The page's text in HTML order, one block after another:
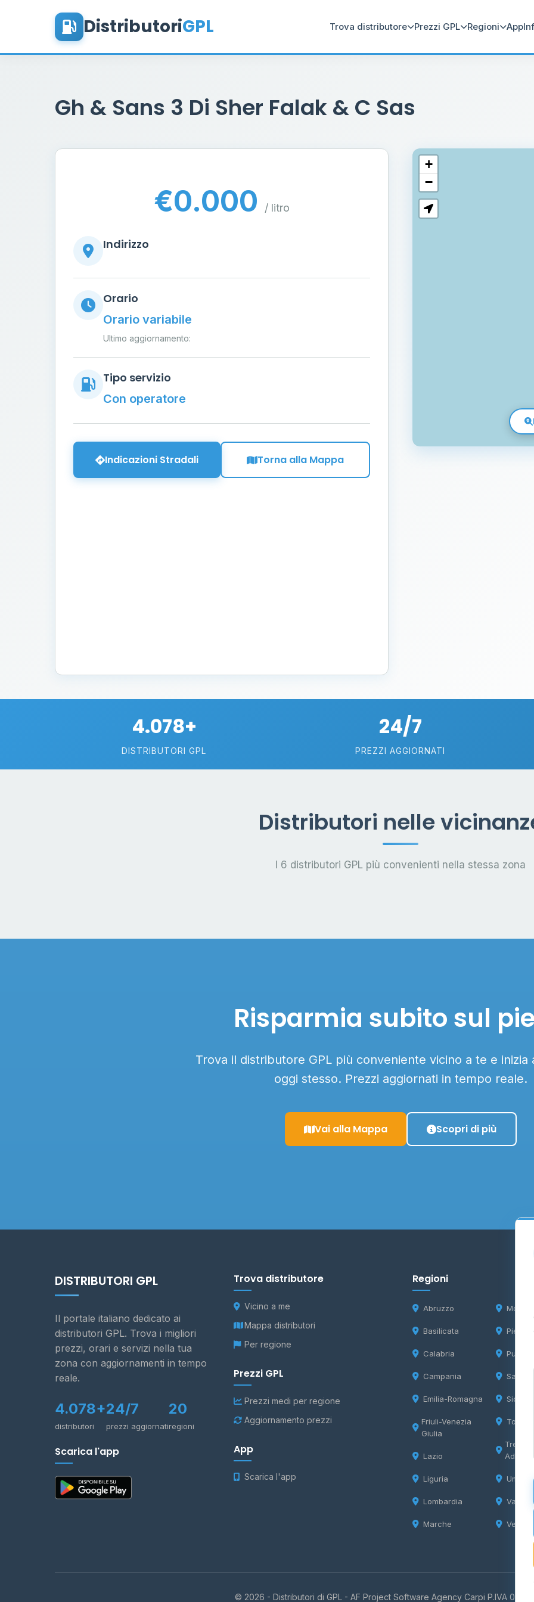
DistributoriGPL Trova distributore Prezzi GPL Regioni App
Gh & Sans 3 Di Sher Falak & C Sas
€0.000 / litro
Indirizzo
Orario
Orario variabile
Ultimo aggiornamento:
Tipo servizio
Con operatore
Indicazioni Stradali Torna alla Mappa
+
−
4.078+
DISTRIBUTORI GPL
24/7
PREZZI AGGIORNATI
Distributori nelle
I 6 distributori GPL più convenienti nella stessa zona
Risparmia subito sul
Trova il distributore GPL più conveniente vicino a te e inizia
oggi stesso. Prezzi aggiornati in tempo reale.
Vai alla Mappa Scopri di più
DISTRIBUTORI GPL
Il portale italiano dedicato ai
distributori GPL. Trova i migliori
prezzi, orari e servizi nella tua
zona con aggiornamenti in tempo
reale.
4.078+
distributori
24/7
prezzi aggiornati
20
regioni
Scarica l'app
Trova distributore
Vicino a me
Mappa distributori
Per regione
Prezzi GPL
Prezzi medi per regione
Aggiornamento prezzi
App
Scarica l'app
Regioni
Abruzzo
Basilicata
Calabria
Campania
Emilia-Romagna
Friuli-Venezia
Giulia
Lazio
Liguria
Lombardia
Marche
Molise
Puglia
Sicilia
Toscana
Adige
Umbria
Valle
Veneto
© 2026 - Distributori di GPL - AF Project Software Agency Carpi P.IVA